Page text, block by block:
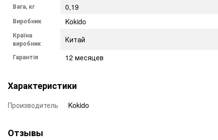
Вага, кг 0,19
Виробник Kokido
Країна
виробник
Китай
Гарантія 12 месяцев
Характеристики
Производитель Kokido
Отзывы